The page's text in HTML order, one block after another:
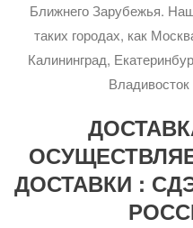
Ближнего Зарубежья.
таких городах, как
Калининград,
Владивосток
ДОСТАВКИ :